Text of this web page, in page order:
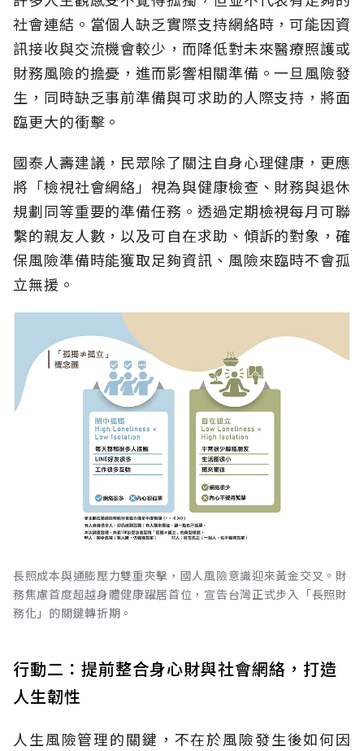
社會連結。當個人缺乏實際支持網絡時，可能因資
訊接收與交流機會較少，而降低對未來醫療照護或
財務風險的擔憂，進而影響相關準備。一旦風險發
生，同時缺乏事前準備與可求助的人際支持，將面
臨更大的衝擊。
國泰人壽建議，民眾除了關注自身心理健康，更應
將「檢視社會網絡」視為與健康檢查、財務與退休
規劃同等重要的準備任務。透過定期檢視每月可聯
繫的親友人數，以及可自在求助、傾訴的對象，確
保風險準備時能獲取足夠資訊、風險來臨時不會孤
立無援。
長照成本與通膨壓力雙重夾擊，國人風險意識迎來黃金交叉。財
務焦慮首度超越身體健康躍居首位，宣告台灣正式步入「長照財
務化」的關鍵轉折期。
行動二：提前整合身心財與社會網絡，打造
人生韌性
人生風險管理的關鍵，不在於風險發生後如何因